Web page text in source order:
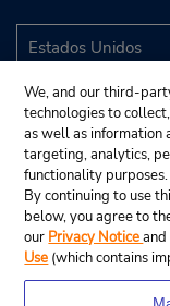
We, and our third-
technologies to
as well as information
targeting, analytics,
functionality purposes.
By continuing to use
below, you agree to
our Privacy Notice
Use (which contains